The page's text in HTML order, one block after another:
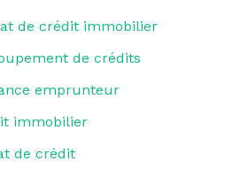
de crédit immobilier
de crédits
emprunteur
immobilier
de crédit